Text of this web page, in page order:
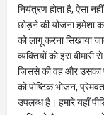
नियंत्रण होता है, ऐसा
छोड़ने की योजना हमेशा
को लागू करना सिखाया
व्यक्तियों को इस
जिससे की वह और उसका
को पोष्टिक भोजन,
उपलब्ध है। हमारे यहाँ